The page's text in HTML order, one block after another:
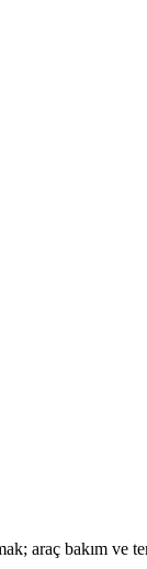
araç bakım